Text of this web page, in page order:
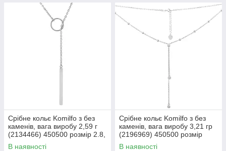
Срібне кольє Komilfo з без
каменів, вага виробу 2,59 г
(2134466) 450500 розмір 2.8,
400-450 мм
В наявності
Срібне кольє Komilfo з без
каменів, вага виробу 3,21 гр
(2196969) 450500 розмір
В наявності